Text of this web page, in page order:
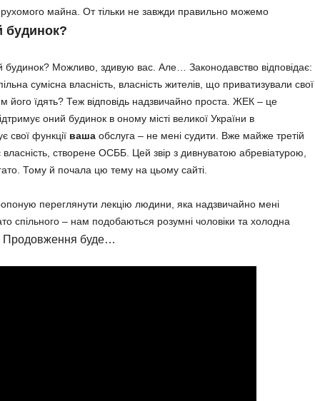
майна. От тільки не завжди правильно можемо
будинок?
будинок? Можливо, здивую вас. Але… Законодавство відповідає:
сумісна власність, власність жителів, що приватизували свої
його їдять? Теж відповідь надзвичайно проста. ЖЕК – це
оний будинок в оному місті великої України в
свої функції вашаобслуга – не мені судити. Вже майже третій
власність, створене ОСББ. Цей звір з дивнуватою абревіатурою,
Тому й почала цю тему на цьому сайті.
переглянути лекцію людини, яка надзвичайно мені
спільного – нам подобаються розумні чоловіки та холодна
Продовження буде…